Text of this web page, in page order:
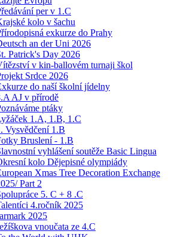
per v 1.C
kolo v šachu
exkurze do Prahy
an der Uni 2026
Patrick's Day 2026
v kin-ballovém turnaji škol
Srdce 2026
do naší školní jídelny
AJ v přírodě
ptáky
1.A, 1.B, 1.C
Vysvědčení 1.B
Bruslení - 1.B
vyhlášení soutěže Basic Lingua
kolo Dějepisné olympiády
Xmas Tree Decoration Exchange
Part 2
5. C + 8 .C
4.ročník 2025
2025
vnoučata ze 4.C